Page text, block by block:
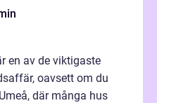
en av de viktigaste
oavsett om du
där många hus